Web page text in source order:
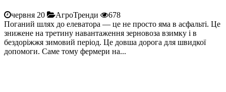
червня 20 АгроТренди
678
Поганий шлях до елеватора — це не просто яма в асфальті. Це
знижене на третину навантаження зерновоза взимку і в
бездоріжжя зимовий період. Це довша дорога для швидкої
допомоги. Саме тому фермери на...